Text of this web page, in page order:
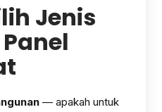
Jenis
— apakah untuk